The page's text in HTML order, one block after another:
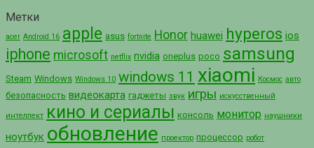
Метки
acer Android 16 apple asus fortnite Honor huawei hyperos ios
iphone microsoft netflix nvidia oneplus poco samsung
Steam Windows Windows 10 windows 11 xiaomi Космос авто
безопасность видеокарта гаджеты звук игры искусственный
интеллект кино и сериалы консоль монитор наушники
ноутбук обновление проектор процессор робот